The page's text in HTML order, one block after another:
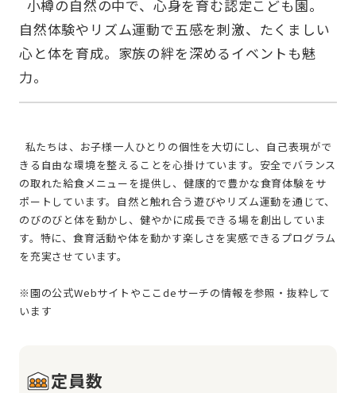
自然体験やリズム運動で五感を刺激、たくましい
心と体を育成。家族の絆を深めるイベントも魅
きる自由な環境を整えることを心掛けています。安全でバランス
の取れた給食メニューを提供し、健康的で豊かな食育体験をサ
ポートしています。自然と触れ合う遊びやリズム運動を通じて、
のびのびと体を動かし、健やかに成長できる場を創出していま
す。特に、食育活動や体を動かす楽しさを実感できるプログラム
を充実させています。
※園の公式Webサイトやここdeサーチの情報を参照・抜粋して
定員数